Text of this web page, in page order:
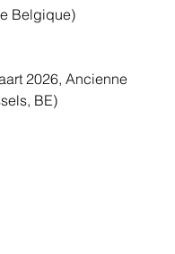
Belgique)
2026, Ancienne
BE)